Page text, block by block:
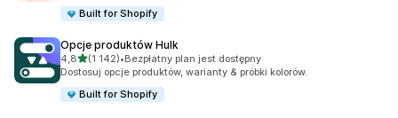
Built for Shopify
Opcje produktów Hulk
4,8na 5 gwiazdek
(1 142)
Łączna liczba recenzji: 1142
•Bezpłatny plan jest dostępny
Dostosuj opcje produktów, warianty & próbki kolorów.
Built for Shopify